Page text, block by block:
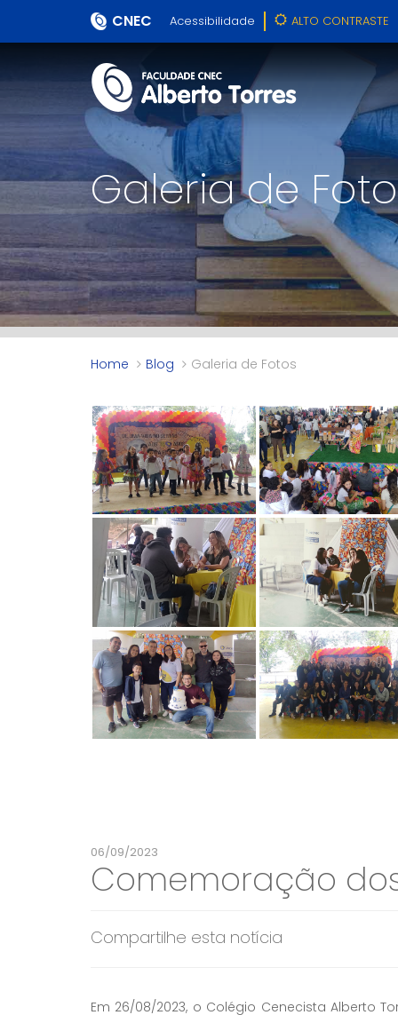
CNEC Acessibilidade ALTO CONTRASTE
Galeria de
Home Blog Galeria de Fotos
06/09/2023
Comemoração
Compartilhe esta notícia
Em 26/08/2023, o Colégio Cenecista Alberto